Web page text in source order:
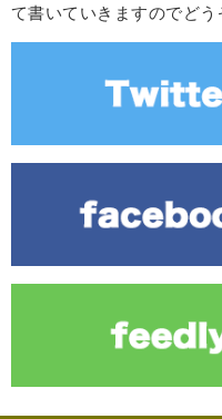
て書いていきますのでどう